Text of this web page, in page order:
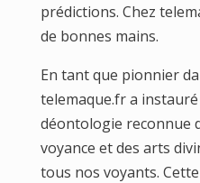
prédictions. Chez
de bonnes mains.
En tant que pionnier
telemaque.fr a
déontologie reconnue
voyance et des arts
tous nos voyants.